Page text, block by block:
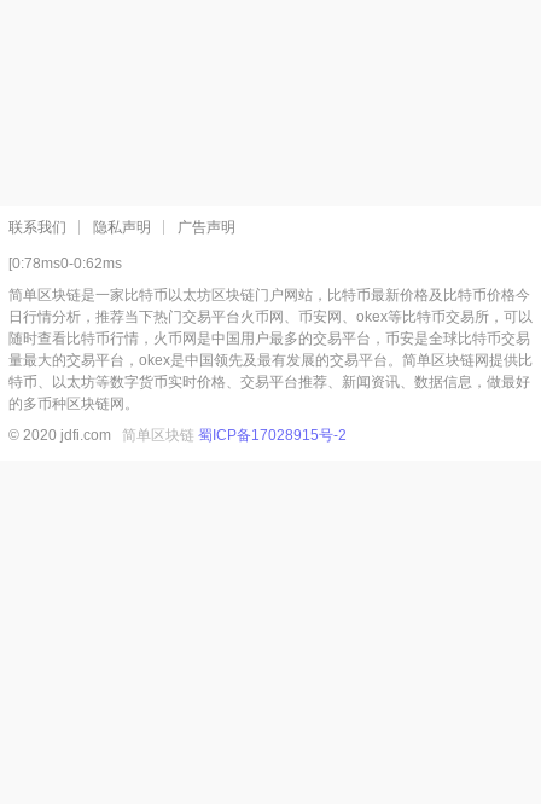
联系我们 隐私声明 广告声明
[0:78ms0-0:62ms
简单区块链是一家比特币以太坊区块链门户网站，比特币最新价格及比特币价格今
日行情分析，推荐当下热门交易平台火币网、币安网、okex等比特币交易所，可以
随时查看比特币行情，火币网是中国用户最多的交易平台，币安是全球比特币交易
量最大的交易平台，okex是中国领先及最有发展的交易平台。简单区块链网提供比
特币、以太坊等数字货币实时价格、交易平台推荐、新闻资讯、数据信息，做最好
的多币种区块链网。
© 2020 jdfi.com 简单区块链 蜀ICP备17028915号-2